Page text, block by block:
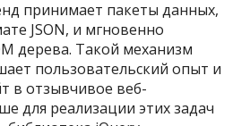
принимает пакеты данных,
JSON, и мгновенно
дерева. Такой механизм
пользовательский опыт и
в отзывчивое веб-
для реализации этих задач